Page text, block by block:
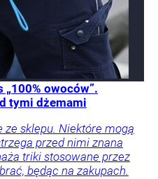
„100% owoców”.
tymi dżemami
ze sklepu. Niektóre mogą
przed nimi znana
triki stosowane przez
będąc na zakupach.